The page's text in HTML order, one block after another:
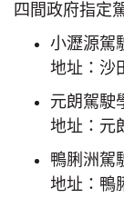
四間政府指定
小瀝源駕
地址：沙
元朗駕駛
地址：元
鴨脷洲駕
地址：鴨